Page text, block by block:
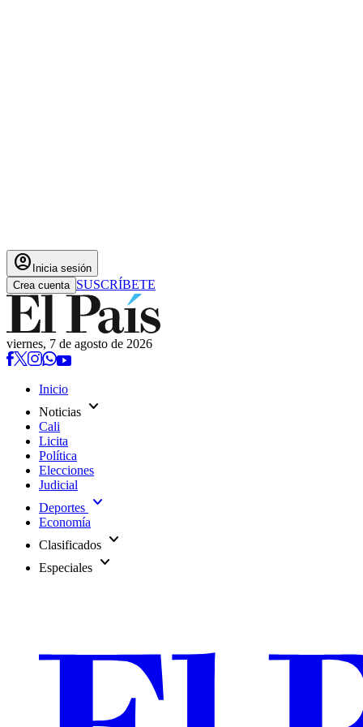
account_circle Inicia sesión
Crea cuenta SUSCRÍBETE
viernes, 7 de agosto de 2026
Inicio
Noticias expand_more
Cali
Licita
Política
Elecciones
Judicial
Deportes expand_more
Economía
Clasificados expand_more
Especiales expand_more